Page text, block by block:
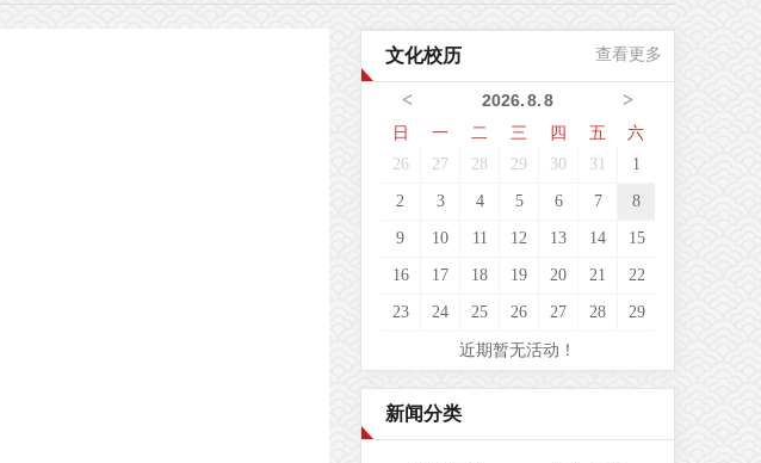
文化校历 查看更多
< >
2026.8.8
日
一 二 三 四 五 六
26 27 28 29 30 31 1
2 3 4 5 6 7 8
9 10 11 12 13 14 15
16 17 18 19 20 21 22
23 24 25 26 27 28 29
近期暂无活动！
新闻分类